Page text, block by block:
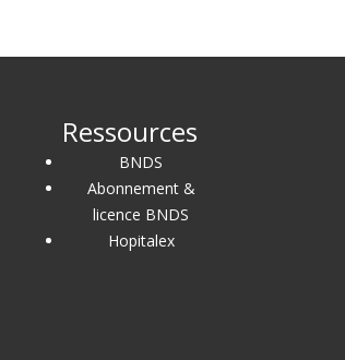
Ressources
BNDS
Abonnement &
licence BNDS
Hopitalex